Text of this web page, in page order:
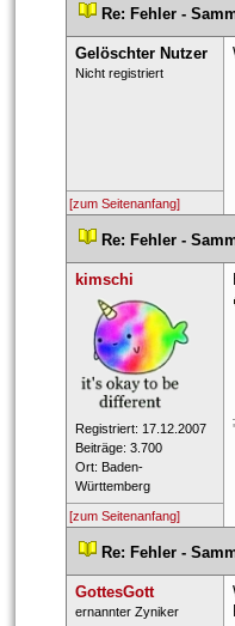
Re: Fehler -
Gelöschter Nutzer
Nicht registriert
[zum Seitenanfang]
Re: Fehler -
kimschi
Registriert: 17.12.2007
Beiträge: 3.700
Ort: Baden-
Württemberg
[zum Seitenanfang]
Re: Fehler -
GottesGott
ernan​nter ​Zynik​er​